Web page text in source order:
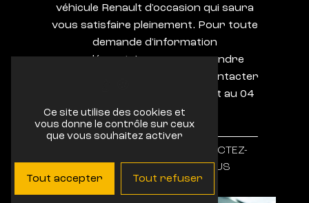
véhicule Renault d'occasion qui saura
vous satisfaire pleinement. Pour toute
demande d'information
supplémentaire ou pour prendre
rendez-vous, n'hésitez pas à contacter
le Garage Bonhomme - Renault au 04
94 79 73 62.
PLUS
CONTACTEZ-
NOUS
Ce site utilise des cookies et
vous donne le contrôle sur ceux
que vous souhaitez activer
Tout accepter Tout refuser